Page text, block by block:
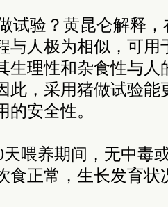
试验？黄昆仑解释
与人极为相似，可用
生理性和杂食性与人
此，采用猪做试验能
的安全性。
天喂养期间，无中毒
食正常，生长发育状